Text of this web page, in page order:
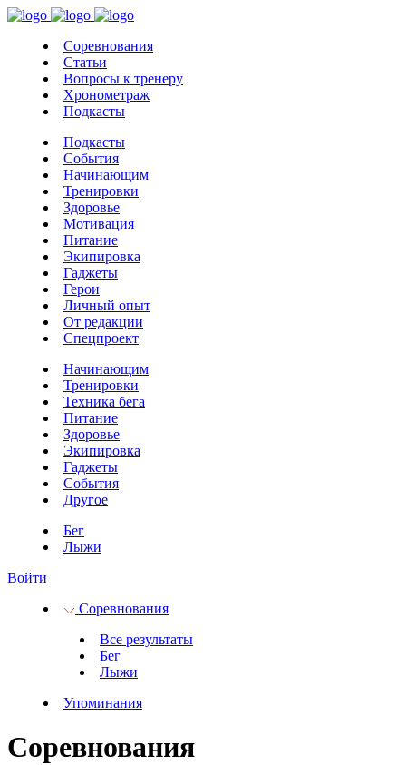
Соревнования
Статьи
Вопросы к тренеру
Хронометраж
Подкасты
Подкасты
События
Начинающим
Тренировки
Здоровье
Мотивация
Питание
Экипировка
Гаджеты
Герои
Личный опыт
От редакции
Спецпроект
Начинающим
Тренировки
Техника бега
Питание
Здоровье
Экипировка
Гаджеты
События
Другое
Бег
Лыжи
Войти
Соревнования
Все результаты
Бег
Лыжи
Упоминания
Соревнования